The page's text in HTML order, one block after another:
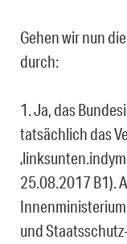
Gehen wir nun
durch:
1. Ja, das
tatsächlich das
25.08.2017 B1).
und